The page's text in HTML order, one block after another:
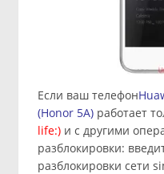
Если ваш телефон
(Honor 5A)работает
life:)и с другими
разблокировки:
разблокировки сети